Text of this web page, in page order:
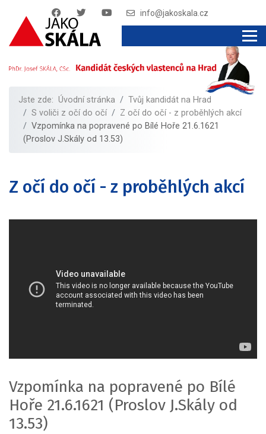
info@jakoskala.cz
Jste zde: Úvodní stránka
Tvůj kandidát na Hrad
S voliči z očí do očí
Z očí do očí - z proběhlých akcí
Vzpomínka na popravené po Bílé Hoře 21.6.1621
(Proslov J.Skály od 13.53)
Z očí do očí - z proběhlých akcí
Vzpomínka na popravené po Bílé
Hoře 21.6.1621 (Proslov J.Skály od
13.53)